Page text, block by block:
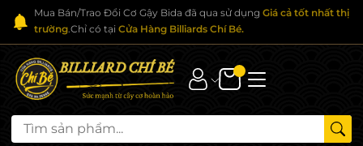
Mua Bán/Trao Đổi Cơ Gậy Bida đã qua sử dụng Giá cả tốt nhất thị
trường.Chỉ có tại Cửa Hàng Billiards Chí Bé.